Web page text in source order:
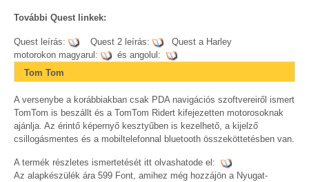
További Quest linkek:
Quest leírás: Quest 2 leírás:
Quest a Harley
motorokon magyarul:
és angolul:
Tom Tom
A versenybe a korábbiakban csak PDA navigációs szoftvereiről ismert
TomTom is beszállt és a TomTom Ridert kifejezetten motorosoknak
ajánlja. Az érintő képernyő kesztyűben is kezelhető, a kijelző
csillogásmentes és a mobiltelefonnal bluetooth összeköttetésben van.
A termék részletes ismertetését itt olvashatode el:
Az alapkészülék ára 599 Font, amihez még hozzájön a Nyugat-